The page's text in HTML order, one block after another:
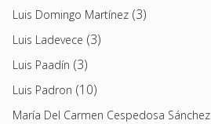
Luis Domingo Martínez (3)
Luis Ladevece (3)
Luis Paadín (3)
Luis Padron (10)
María Del Carmen Cespedosa Sánchez